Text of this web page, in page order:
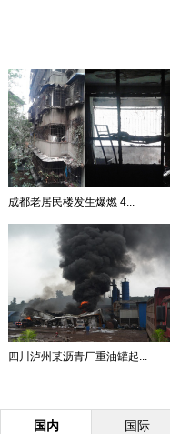
成都老居民楼发生爆燃 4...
四川泸州某沥青厂重油罐起...
国内 国际